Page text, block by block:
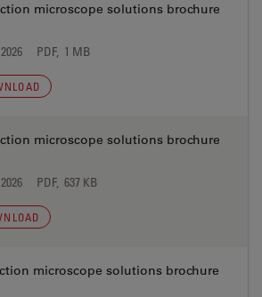
microscope solutions brochure
PDF, 1 MB
microscope solutions brochure
PDF, 637 KB
microscope solutions brochure